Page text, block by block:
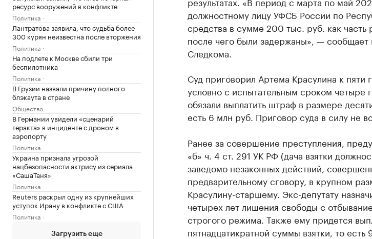
ресурс вооружений в конфликте
Политика
Лантратова заявила, что судьба более
300 курян неизвестна после вторжения
Политика
На подлете к Москве сбили три
беспилотника
Политика
В Грузии назвали причину полного
блэкаута в стране
Общество
В Германии увидели «сценарий
теракта» в инциденте с дроном в
аэропорту
Политика
Украина признала угрозой
нацбезопасности актрису из сериала
«СашаТаня»
Политика
Reuters раскрыл одну из крупнейших
уступок Ирану в конфликте с США
Политика
Загрузить еще
должностному лицу УФСБ России по
средства в сумме 200 тыс. руб. как часть
после чего были задержаны», — сообщает
Следкома.
Суд приговорил Артема Красулина к
условно с испытательным сроком четыре
обязали выплатить штраф в размере
есть 6 млн руб. Приговор суда в силу не
Ранее за совершение преступления,
«б» ч. 4 ст. 291 УК РФ (дача взятки
заведомо незаконных действий,
предварительному сговору, в крупном
Красулину-старшему. Экс-депутату
четырех лет лишения свободы с
строгого режима. Также ему придется
пятнадцатикратной суммы взятки, то есть